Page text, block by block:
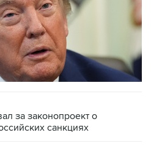
за законопроект о
санкциях